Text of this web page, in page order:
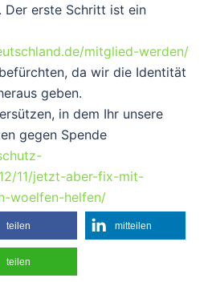
Der erste Schritt ist ein
mitglied-werden/
da wir die Identität
geben.
in dem Ihr unsere
gegen Spende
11/jetzt-aber-fix-mit-
woelfen-helfen/
teilen mitteilen
teilen